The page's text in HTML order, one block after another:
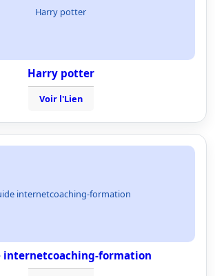
Harry potter
Harry potter
Voir l'Lien
internetcoaching-formation
internetcoaching-formation